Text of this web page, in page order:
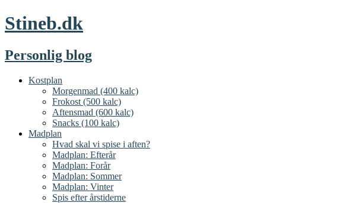
Stineb.dk
Personlig blog
Kostplan
Morgenmad (400 kalc)
Frokost (500 kalc)
Aftensmad (600 kalc)
Snacks (100 kalc)
Madplan
Hvad skal vi spise i aften?
Madplan: Efterår
Madplan: Forår
Madplan: Sommer
Madplan: Vinter
Spis efter årstiderne